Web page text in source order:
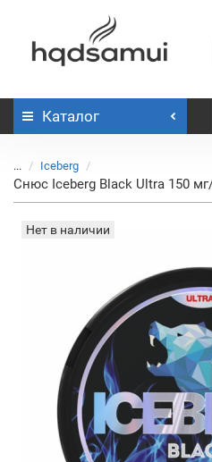
Каталог
... Iceberg
Снюс Iceberg Black Ultra 150
Нет в наличии